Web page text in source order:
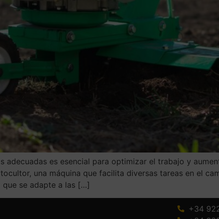
adecuadas es esencial para optimizar el trabajo y
una máquina que facilita diversas tareas en el
se adapte a las […]
+34